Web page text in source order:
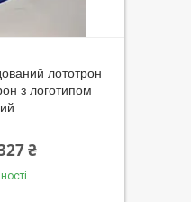
лототрон
з логотипом
₴